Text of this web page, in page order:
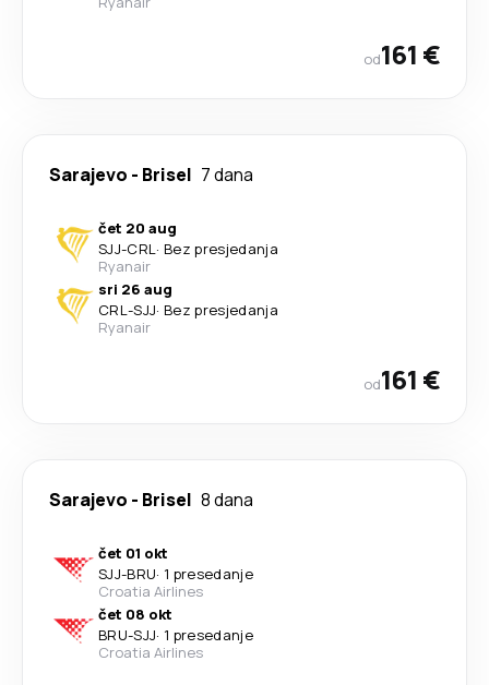
od161 €
Sarajevo - Brisel 7 dana
čet 20 aug
SJJ-CRL· Bez presjedanja
Ryanair
sri 26 aug
CRL-SJJ· Bez presjedanja
Ryanair
od161 €
Sarajevo - Brisel 8 dana
čet 01 okt
SJJ-BRU· 1 presedanje
Croatia Airlines
čet 08 okt
BRU-SJJ· 1 presedanje
Croatia Airlines